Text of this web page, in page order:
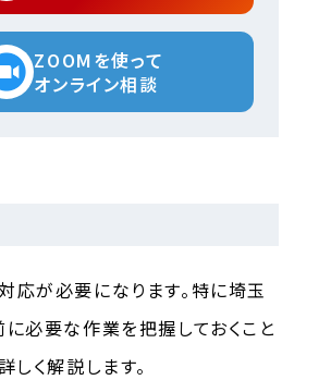
ZOOMを使って
オンライン相談
が必要になります。特に埼玉
必要な作業を把握しておくこと
しく解説します。